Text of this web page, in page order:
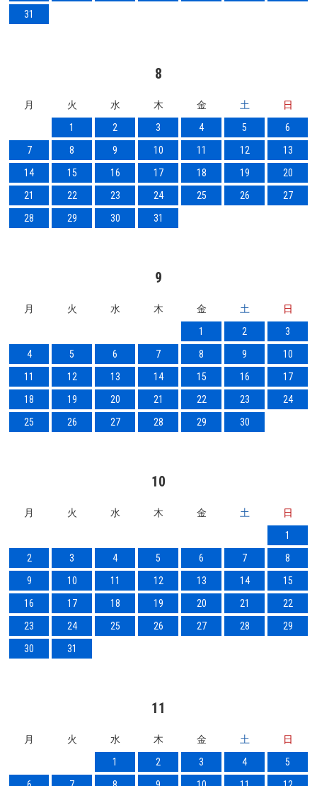
31
8
月 火 水 木 金 土
日
1
2 3 4 5
6
7
8 9 10 11 12
13
14
15 16 17 18 19
20
21
22 23 24 25 26
27
28
29 30 31
9
月 火 水 木 金 土
日
1
2
3
4
5 6 7 8 9
10
11
12 13 14 15 16
17
18
19 20 21 22 23
24
25
26 27 28 29 30
10
月 火 水 木 金 土
日
1
2
3 4 5 6 7
8
9
10 11 12 13 14
15
16
17 18 19 20 21
22
23
24 25 26 27 28
29
30
31
11
月 火 水 木 金 土
日
1
2 3 4
5